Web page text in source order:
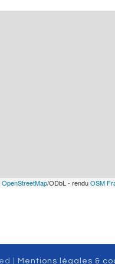
OpenStreetMap/ODbL - renduOSM
| Mentions légales &